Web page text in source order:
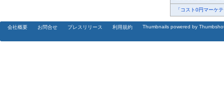
「コスト0円マーケ
会社概要 お問合せ プレスリリース 利用規約 Thumbnails powered by